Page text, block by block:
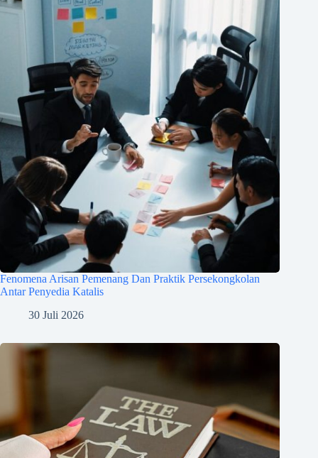
Fenomena Arisan Pemenang Dan Praktik Persekongkolan
Antar Penyedia Katalis
30 Juli 2026